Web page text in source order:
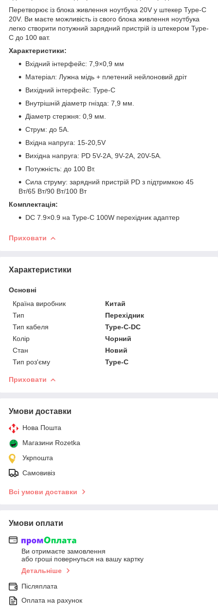
Перетворює із блока живлення ноутбука 20V у штекер Type-C
20V. Ви маєте можливість із свого блока живлення ноутбука
легко створити потужний зарядний пристрій із штекером Type-
C до 100 ват.
Характеристики:
Вхідний інтерфейс: 7,9×0,9 мм
Матеріал: Лужна мідь + плетений нейлоновий дріт
Вихідний інтерфейс: Type-C
Внутрішній діаметр гнізда: 7,9 мм.
Діаметр стержня: 0,9 мм.
Струм: до 5A.
Вхідна напруга: 15-20,5V
Вихідна напруга: PD 5V-2A, 9V-2A, 20V-5A.
Потужність: до 100 Вт.
Сила струму: зарядний пристрій PD з підтримкою 45
Вт/65 Вт/90 Вт/100 Вт
Комплектація:
DC 7.9×0.9 на Type-C 100W перехідник адаптер
Приховати
Характеристики
Основні
Країна виробник
Китай
Тип
Перехідник
Тип кабеля
Type-C-DC
Колір
Чорний
Стан
Новий
Тип роз'єму
Type-C
Приховати
Умови доставки
Нова Пошта
Магазини Rozetka
Укрпошта
Самовивіз
Всі умови доставки
Умови оплати
Ви отримаєте замовлення
або гроші повернуться на вашу картку
Детальніше
Післяплата
Оплата на рахунок